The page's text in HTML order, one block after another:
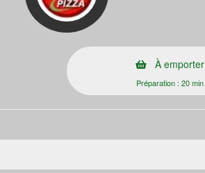
À emporter
Préparation : 20 min